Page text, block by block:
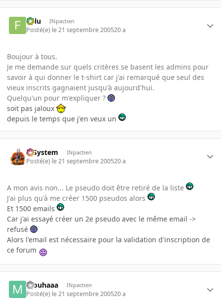
Fulu INpactien
Posté(e) le 21 septembre 200520 a
Boujour à tous.
Je me demande sur quels critères se basent les admins pour
savoir à qui donner le t-shirt car j'ai remarqué que seul des
vieux inscrits gagnaient jusqu'à aujourd'hui.
Quelqu'un pour m'expliquer ?
soit pas jaloux
depuis le temps que j'en veux un
X-System INpactien
Posté(e) le 21 septembre 200520 a
A mon avis non... Le pseudo doit être retiré de la liste
J'ai plus qu'à me créer 1500 pseudos alors
Et 1500 emails
Car j'ai essayé créer un 2e pseudo avec le même email ->
refusé
Alors l'email est nécessaire pour la validation d'inscription de
ce forum
mouhaaa INpactien
Posté(e) le 21 septembre 200520 a